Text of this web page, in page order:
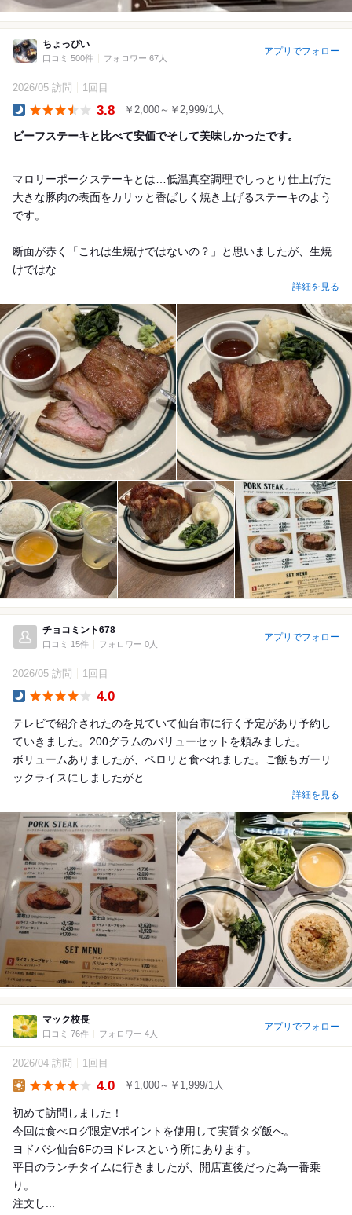
ちょっぴい
口コミ 500件 フォロワー 67人
アプリでフォロー
2026/05 訪問 1回目
3.8 ￥2,000～￥2,999/1人
ビーフステーキと比べて安価でそして美味しかったです。
マロリーポークステーキとは…低温真空調理でしっとり仕上げた
大きな豚肉の表面をカリッと香ばしく焼き上げるステーキのよう
です。
断面が赤く「これは生焼けではないの？」と思いましたが、生焼
けではな...
詳細を見る
チョコミント678
口コミ 15件 フォロワー 0人
アプリでフォロー
2026/05 訪問 1回目
4.0
テレビで紹介されたのを見ていて仙台市に行く予定があり予約し
ていきました。200グラムのバリューセットを頼みました。
ボリュームありましたが、ペロリと食べれました。ご飯もガーリ
ックライスにしましたがと...
詳細を見る
マック校長
口コミ 76件 フォロワー 4人
アプリでフォロー
2026/04 訪問 1回目
4.0 ￥1,000～￥1,999/1人
初めて訪問しました！
今回は食べログ限定Vポイントを使用して実質タダ飯へ。
ヨドバシ仙台6Fのヨドレスという所にあります。
平日のランチタイムに行きましたが、開店直後だった為一番乗
り。
注文し...